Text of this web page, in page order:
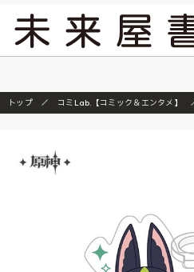
トップ コミLab.【コミック＆エンタメ】